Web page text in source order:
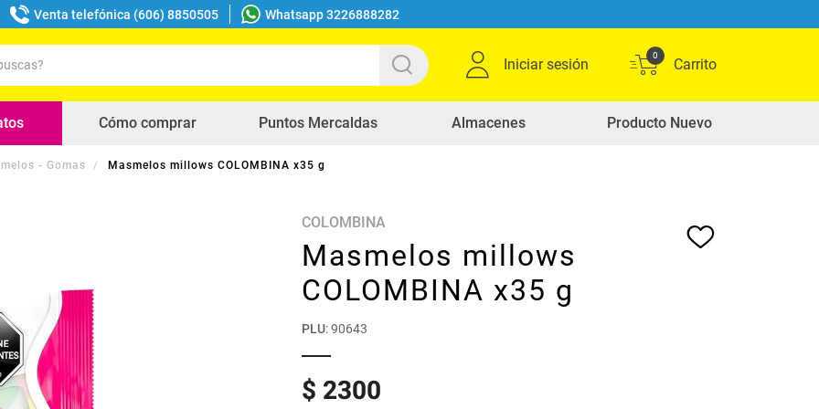
Venta telefónica (606) 8850505 Whatsapp 3226888282
Iniciar sesión
0
Cómo comprar Puntos Mercaldas Almacenes Producto Nuevo
- Gomas Masmelos millows COLOMBINA x35 g
COLOMBINA
Masmelos millows
COLOMBINA x35 g
PLU:90643
$ 2300
buscados